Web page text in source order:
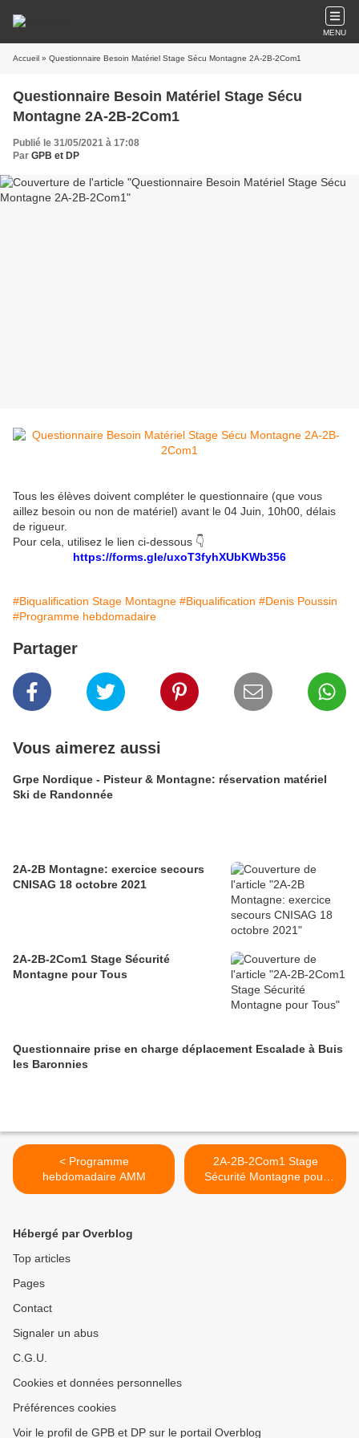
MENU
Accueil » Questionnaire Besoin Matériel Stage Sécu Montagne 2A-2B-2Com1
Questionnaire Besoin Matériel Stage Sécu
Montagne 2A-2B-2Com1
Publié le 31/05/2021 à 17:08
Par GPB et DP
Tous les élèves doivent compléter le questionnaire (que vous
aillez besoin ou non de matériel) avant le 04 Juin, 10h00, délais
de rigueur.
Pour cela, utilisez le lien ci-dessous 👇
https://forms.gle/uxoT3fyhXUbKWb356
#Biqualification Stage Montagne #Biqualification #Denis Poussin
#Programme hebdomadaire
Partager
Vous aimerez aussi
Grpe Nordique - Pisteur & Montagne: réservation matériel
Ski de Randonnée
2A-2B Montagne: exercice secours
CNISAG 18 octobre 2021
2A-2B-2Com1 Stage Sécurité
Montagne pour Tous
Questionnaire prise en charge déplacement Escalade à Buis
les Baronnies
< Programme
hebdomadaire AMM
2A-2B-2Com1 Stage
Sécurité Montagne pour
Tous >
Hébergé par Overblog
Top articles
Pages
Contact
Signaler un abus
C.G.U.
Cookies et données personnelles
Préférences cookies
Voir le profil de GPB et DP sur le portail Overblog